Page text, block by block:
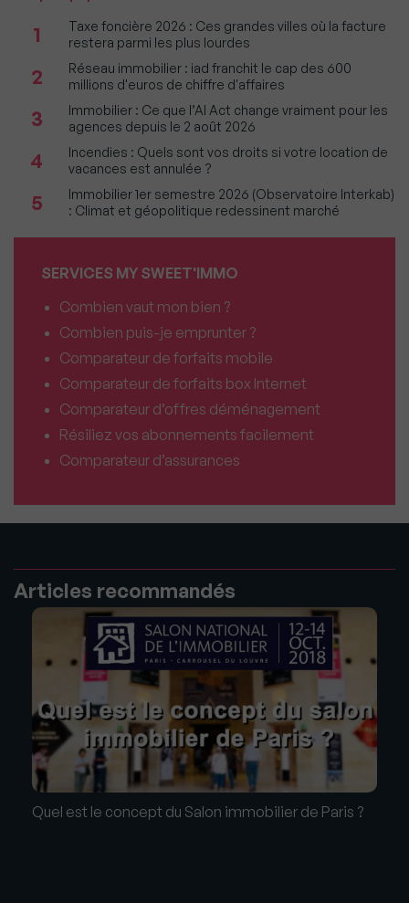
1
Taxe foncière 2026 : Ces grandes villes où la facture
restera parmi les plus lourdes
2
Réseau immobilier : iad franchit le cap des 600
millions d'euros de chiffre d'affaires
3
Immobilier : Ce que l’AI Act change vraiment pour les
agences depuis le 2 août 2026
4
Incendies : Quels sont vos droits si votre location de
vacances est annulée ?
5
Immobilier 1er semestre 2026 (Observatoire Interkab)
: Climat et géopolitique redessinent marché
SERVICES MY SWEET'IMMO
Combien vaut mon bien ?
Combien puis-je emprunter ?
Comparateur de forfaits mobile
Comparateur de forfaits box Internet
Comparateur d’offres déménagement
Résiliez vos abonnements facilement
Comparateur d’assurances
Articles recommandés
Quel est le concept du Salon immobilier de Paris ?